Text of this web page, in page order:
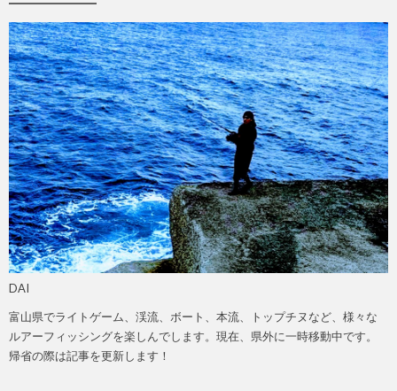
DAI
富山県でライトゲーム、渓流、ボート、本流、トップチヌなど、様々な
ルアーフィッシングを楽しんでします。現在、県外に一時移動中です。
帰省の際は記事を更新します！